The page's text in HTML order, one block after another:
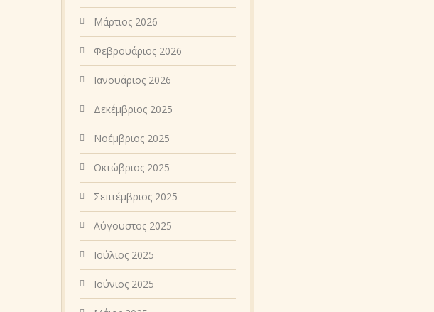
Μάρτιος 2026
Φεβρουάριος 2026
Ιανουάριος 2026
Δεκέμβριος 2025
Νοέμβριος 2025
Οκτώβριος 2025
Σεπτέμβριος 2025
Αύγουστος 2025
Ιούλιος 2025
Ιούνιος 2025